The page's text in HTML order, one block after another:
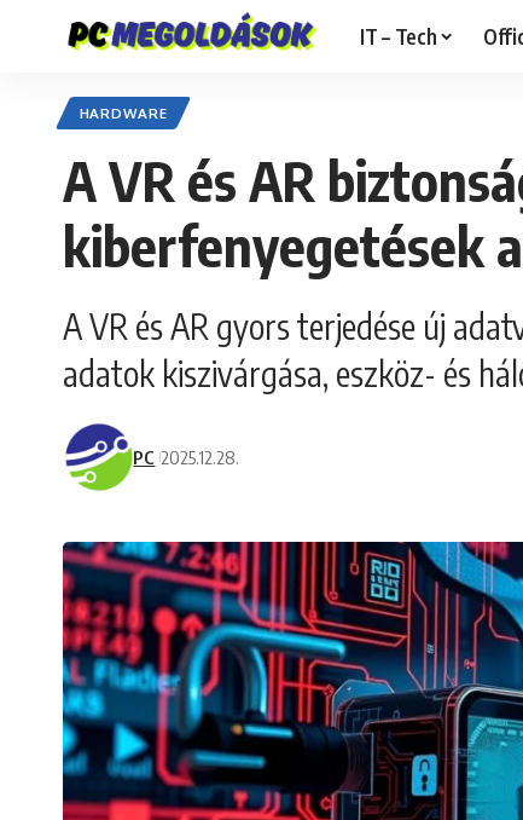
IT – Tech
HARDWARE
A VR és AR
kiberfenyegetések
A VR és AR gyors terjedése új
adatok kiszivárgása, eszköz- és
PC 2025.12.28.